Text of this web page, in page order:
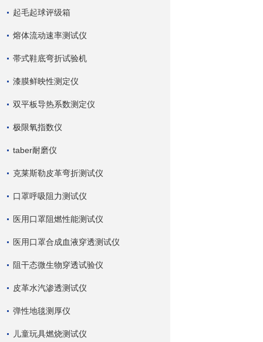
起毛起球评级箱
熔体流动速率测试仪
帯式鞋底弯折试验机
漆膜鲜映性测定仪
双平板导热系数测定仪
极限氧指数仪
taber耐磨仪
克莱斯勒皮革弯折测试仪
口罩呼吸阻力测试仪
医用口罩阻燃性能测试仪
医用口罩合成血液穿透测试仪
阻干态微生物穿透试验仪
皮革水汽渗透测试仪
弹性地毯测厚仪
儿童玩具燃烧测试仪